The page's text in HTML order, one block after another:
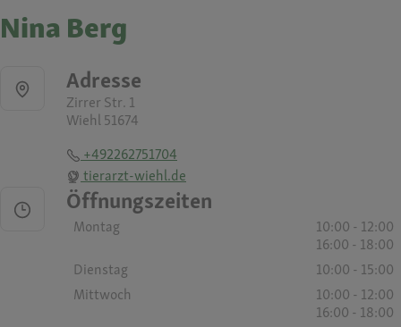
Nina Berg
Adresse
Zirrer Str. 1
Wiehl 51674
+492262751704
tierarzt-wiehl.de
Öffnungszeiten
Montag
10:00 - 12:00
16:00 - 18:00
Dienstag
10:00 - 15:00
Mittwoch
10:00 - 12:00
16:00 - 18:00